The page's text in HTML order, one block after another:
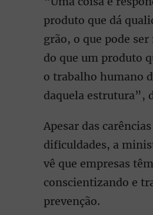
produto que dá
grão, o que pode
do que um produto
o trabalho humano
daquela estrutura”,
Apesar das carências
dificuldades, a
vê que empresas
conscientizando e
prevenção.